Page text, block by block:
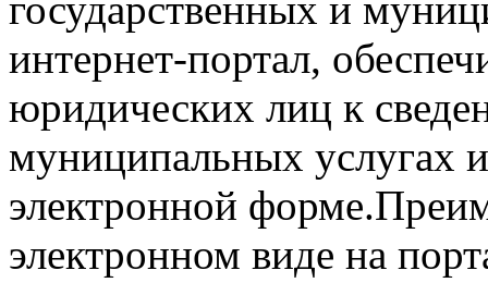
интернет-портал,
юридических лиц к
муниципальных услугах
электронной
электронном виде на